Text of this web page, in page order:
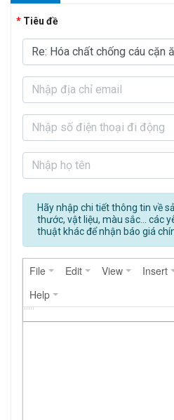
Tiêu đề
Hãy nhập chi tiết thông tin về
thước, vật liệu, màu sắc... các
thuật khác để nhận báo giá
File Edit View Insert
Help